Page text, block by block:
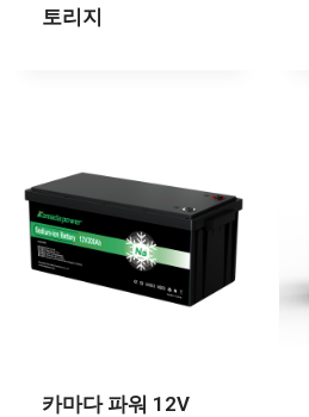
토리지
카마다 파워 12V